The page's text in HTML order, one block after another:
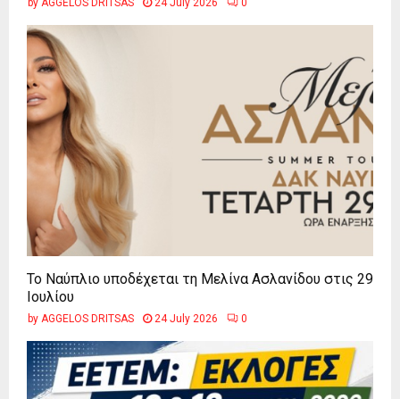
by AGGELOS DRITSAS 24 July 2026 0
Το Ναύπλιο υποδέχεται τη Μελίνα Ασλανίδου στις 29
Ιουλίου
by AGGELOS DRITSAS 24 July 2026 0